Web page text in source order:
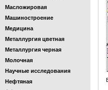
Масложировая
Машиностроение
Медицина
Металлургия цветная
Металлургия черная
Молочная
Научные исследования
Нефтяная